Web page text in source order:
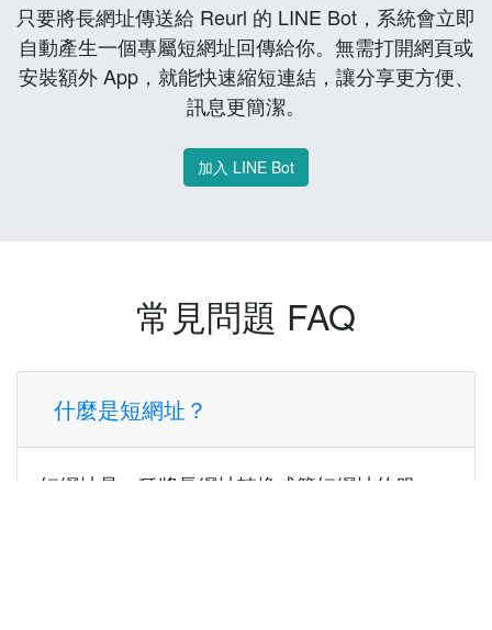
只要將長網址傳送給 Reurl 的 LINE Bot，系統會立即
自動產生一個專屬短網址回傳給你。無需打開網頁或
安裝額外 App，就能快速縮短連結，讓分享更方便、
訊息更簡潔。
加入 LINE Bot
常見問題 FAQ
什麼是短網址？
短網址是一種將長網址轉換成簡短網址的服